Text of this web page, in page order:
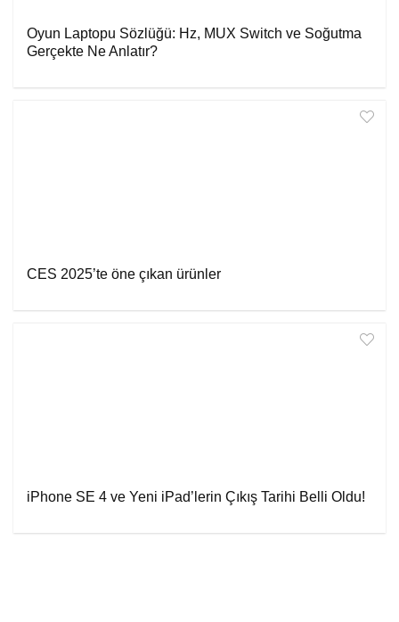
Oyun Laptopu Sözlüğü: Hz, MUX Switch ve Soğutma
Gerçekte Ne Anlatır?
CES 2025’te öne çıkan ürünler
iPhone SE 4 ve Yeni iPad’lerin Çıkış Tarihi Belli Oldu!